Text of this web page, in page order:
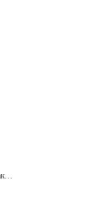
Два иностранца лишились гражданства РФ за организацию незаконной миграции в Псковской области